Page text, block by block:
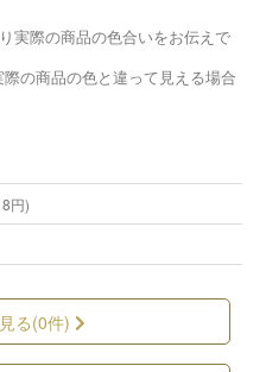
実際の商品の色合いをお伝えで
の商品の色と違って見える場合
円)
る(0件)